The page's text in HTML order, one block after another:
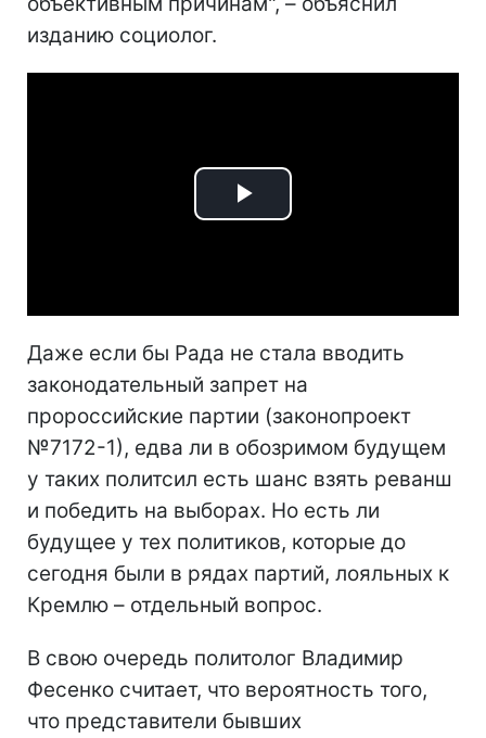
изданию социолог.
Play
Даже если бы Рада не стала вводить
законодательный запрет на
пророссийские партии (законопроект
№7172-1), едва ли в обозримом будущем
у таких политсил есть шанс взять реванш
и победить на выборах. Но есть ли
будущее у тех политиков, которые до
сегодня были в рядах партий, лояльных к
Кремлю – отдельный вопрос.
В свою очередь политолог Владимир
Фесенко считает, что вероятность того,
что представители бывших